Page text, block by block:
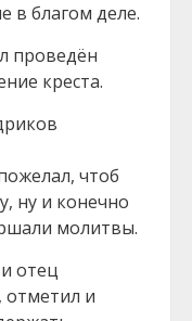
в благом деле.
проведён
креста.
чтоб
ну и конечно
молитвы.
отец
отметил и